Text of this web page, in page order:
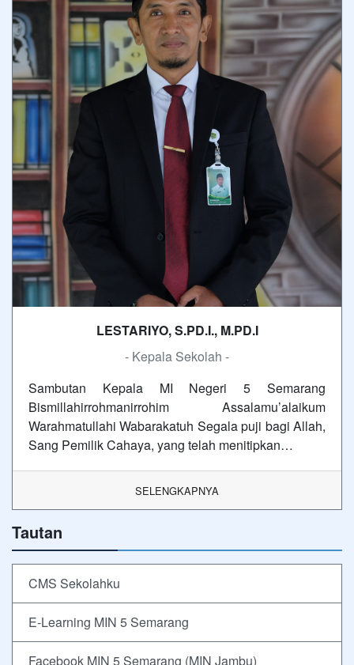
LESTARIYO, S.PD.I., M.PD.I
- Kepala Sekolah -
Sambutan Kepala MI Negeri 5 Semarang
Bismillahirrohmanirrohim Assalamu’alaikum
Warahmatullahi Wabarakatuh Segala puji bagi Allah,
Sang Pemilik Cahaya, yang telah menitipkan…
SELENGKAPNYA
Tautan
CMS Sekolahku
E-Learning MIN 5 Semarang
Facebook MIN 5 Semarang (MIN Jambu)